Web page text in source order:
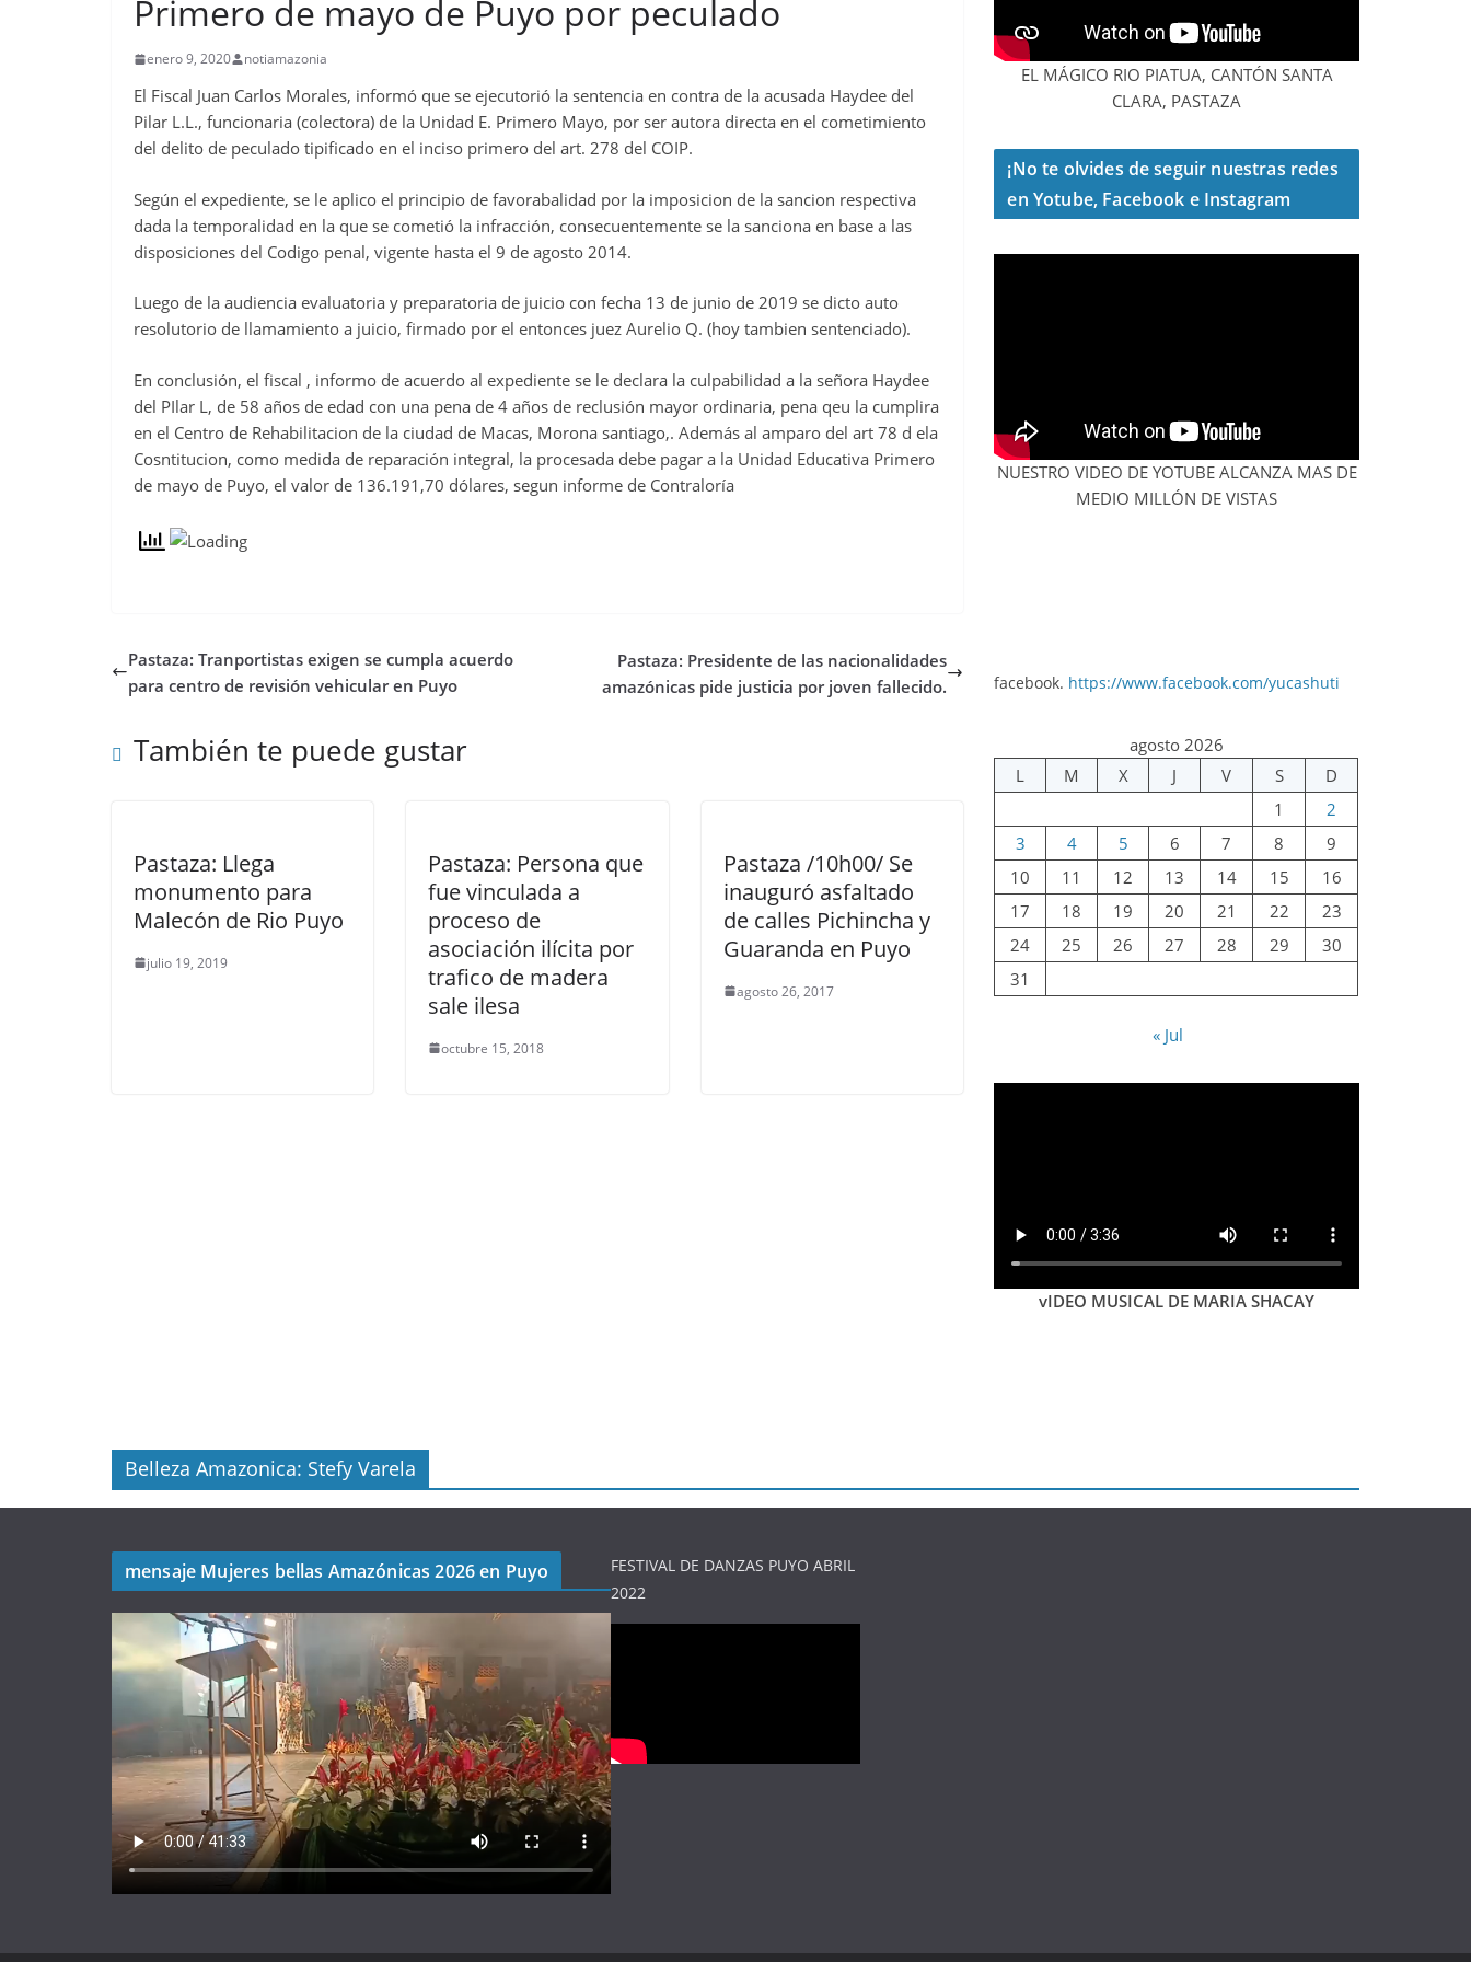
Primero de mayo de Puyo por peculado
enero 9, 2020 notiamazonia
El Fiscal Juan Carlos Morales, informó que se ejecutorió la sentencia en contra de la acusada Haydee del
Pilar L.L., funcionaria (colectora) de la Unidad E. Primero Mayo, por ser autora directa en el cometimiento
del delito de peculado tipificado en el inciso primero del art. 278 del COIP.
Según el expediente, se le aplico el principio de favorabalidad por la imposicion de la sancion respectiva
dada la temporalidad en la que se cometió la infracción, consecuentemente se la sanciona en base a las
disposiciones del Codigo penal, vigente hasta el 9 de agosto 2014.
Luego de la audiencia evaluatoria y preparatoria de juicio con fecha 13 de junio de 2019 se dicto auto
resolutorio de llamamiento a juicio, firmado por el entonces juez Aurelio Q. (hoy tambien sentenciado).
En conclusión, el fiscal , informo de acuerdo al expediente se le declara la culpabilidad a la señora Haydee
del PIlar L, de 58 años de edad con una pena de 4 años de reclusión mayor ordinaria, pena qeu la cumplira
en el Centro de Rehabilitacion de la ciudad de Macas, Morona santiago,. Además al amparo del art 78 d ela
Cosntitucion, como medida de reparación integral, la procesada debe pagar a la Unidad Educativa Primero
de mayo de Puyo, el valor de 136.191,70 dólares, segun informe de Contraloría
Pastaza: Tranportistas exigen se cumpla acuerdo
para centro de revisión vehicular en Puyo
Pastaza: Presidente de las nacionalidades
amazónicas pide justicia por joven fallecido.
También te puede gustar
Pastaza: Llega
monumento para
Malecón de Rio Puyo
julio 19, 2019
Pastaza: Persona que
fue vinculada a
proceso de
asociación ilícita por
trafico de madera
sale ilesa
octubre 15, 2018
Pastaza /10h00/ Se
inauguró asfaltado
de calles Pichincha y
Guaranda en Puyo
agosto 26, 2017
EL MÁGICO RIO PIATUA, CANTÓN SANTA
CLARA, PASTAZA
¡No te olvides de seguir nuestras redes
en Yotube, Facebook e Instagram
NUESTRO VIDEO DE YOTUBE ALCANZA MAS DE
MEDIO MILLÓN DE VISTAS
facebook. https://www.facebook.com/yucashuti
agosto 2026
L
M X J V S
D
1
2
3
4 5 6 7 8
9
10
11 12 13 14 15
16
17
18 19 20 21 22
23
24
25 26 27 28 29
30
31
« Jul
vIDEO MUSICAL DE MARIA SHACAY
Belleza Amazonica: Stefy Varela
mensaje Mujeres bellas Amazónicas 2026 en Puyo
FESTIVAL DE DANZAS PUYO ABRIL
2022